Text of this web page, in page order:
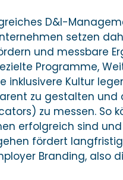
D&I-
setzen
und messbare
Programme,
inklusivere Kultur
zu gestalten und
zu messen. So
erfolgreich sind
fördert
Branding, also